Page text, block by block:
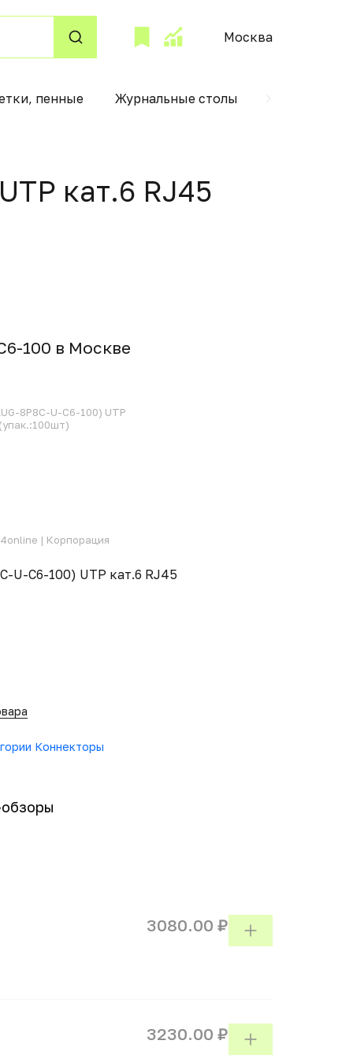
Москва
пенные Журнальные столы
кат.6 RJ45
100 в Москвe
8P8C-U-C6-100) UTP
| Корпорация
U-C6-100) UTP кат.6 RJ45
Коннекторы
3080.00 ₽
3230.00 ₽